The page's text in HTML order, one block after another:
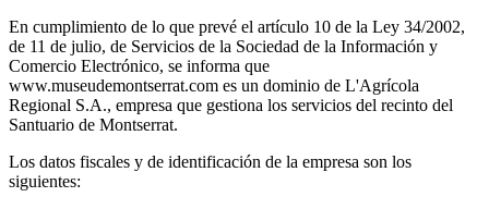
En cumplimiento de lo que prevé el artículo 10 de la Ley 34/2002,
de 11 de julio, de Servicios de la Sociedad de la Información y
Comercio Electrónico, se informa que
www.museudemontserrat.com es un dominio de L'Agrícola
Regional S.A., empresa que gestiona los servicios del recinto del
Santuario de Montserrat.
Los datos fiscales y de identificación de la empresa son los
siguientes: